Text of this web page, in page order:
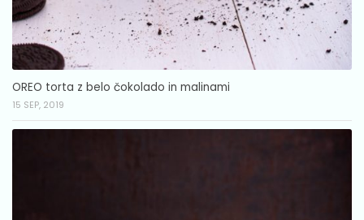
OREO torta z belo čokolado in malinami
15 SEP, 2019